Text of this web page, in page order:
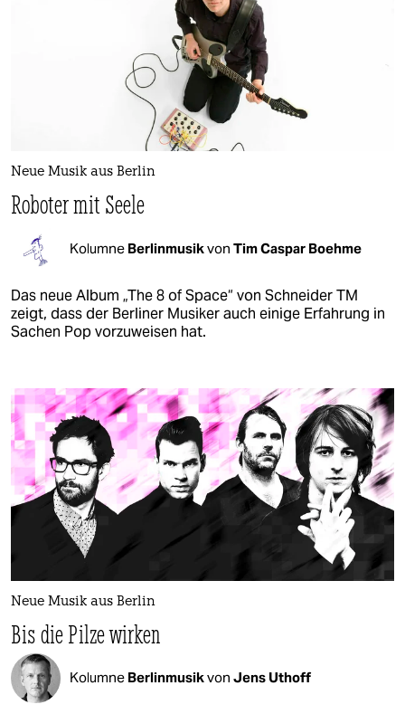
Neue Musik aus Berlin
Roboter mit Seele
Kolumne Berlinmusikvon Tim Caspar Boehme
Das neue Album „The 8 of Space“ von Schneider TM
zeigt, dass der Berliner Musiker auch einige Erfahrung in
Sachen Pop vorzuweisen hat.
Neue Musik aus Berlin
Bis die Pilze wirken
Kolumne Berlinmusikvon Jens Uthoff